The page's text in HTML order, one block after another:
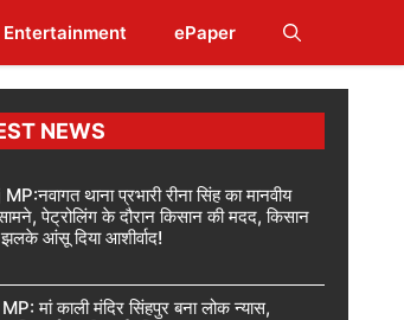
Entertainment ePaper
NEWS
थाना प्रभारी रीना सिंह का मानवीय
पेट्रोलिंग के दौरान किसान की मदद, किसान
आंसू दिया आशीर्वाद!
मां काली मंदिर सिंहपुर बना लोक न्यास,